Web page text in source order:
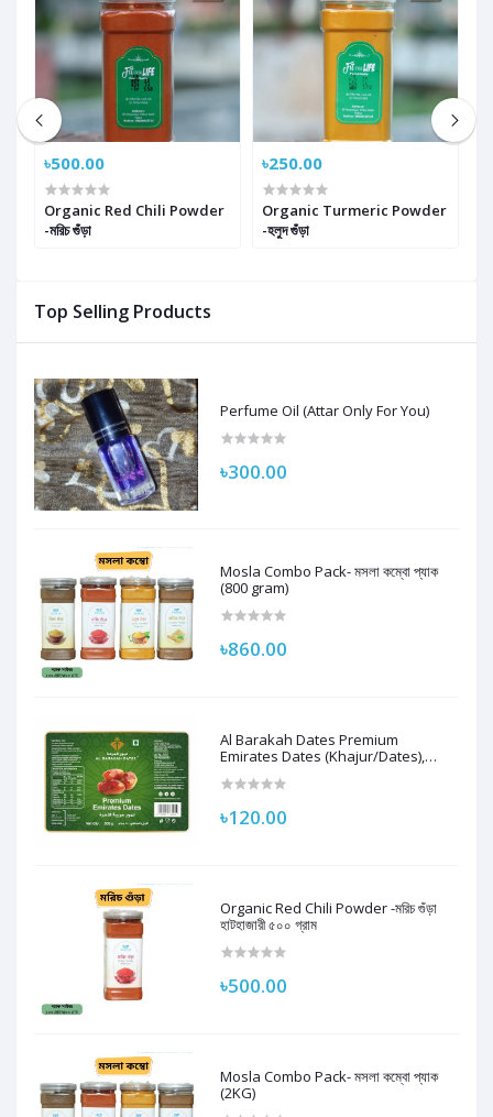
Top Selling Products
Perfume Oil (Attar Only For You)
৳300.00
Mosla Combo Pack- মসলা কম্বো প্যাক
(800 gram)
৳860.00
Al Barakah Dates Premium
Emirates Dates (Khajur/Dates),
৳120.00
Organic Red Chili Powder -মরিচ গুঁড়া
হাটহাজারী ৫০০ গ্রাম
৳500.00
Mosla Combo Pack- মসলা কম্বো প্যাক
(2KG)
৳500.00
Organic Red Chili Powder
-মরিচ গুঁড়া
৳250.00
Organic Turmeric Powder
-হলুদ গুঁড়া